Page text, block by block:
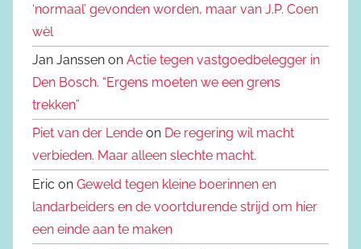
‘normaal’ gevonden worden, maar van J.P. Coen
wèl
Jan Janssen on Actie tegen vastgoedbelegger in
Den Bosch. “Ergens moeten we een grens
trekken”
Piet van der Lende on De regering wil macht
verbieden. Maar alleen slechte macht.
Eric on Geweld tegen kleine boerinnen en
landarbeiders en de voortdurende strijd om hier
een einde aan te maken